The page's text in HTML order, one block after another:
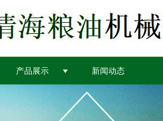
产品展示 新闻动态